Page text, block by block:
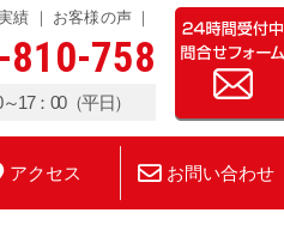
績 お客様の声
810-758
17：00（平日）
アクセス お問い合わせ